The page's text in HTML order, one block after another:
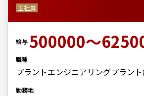
正社員
給与 500000～
職種
プラントエンジニアリングプラン
勤務地